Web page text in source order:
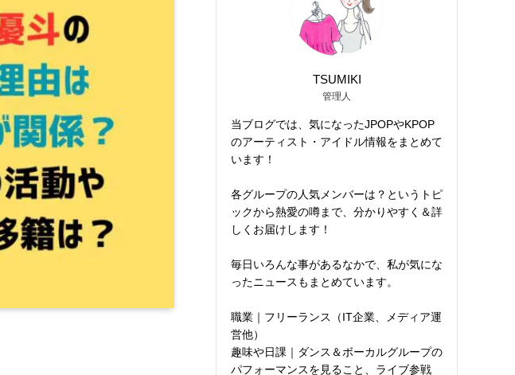
TSUMIKI
管理人
当ブログでは、気になったJPOPやKPOP
のアーティスト・アイドル情報をまとめて
います！
各グループの人気メンバーは？というトピ
ックから熱愛の噂まで、分かりやすく＆詳
しくお届けします！
毎日いろんな事があるなかで、私が気にな
ったニュースもまとめています。
職業｜フリーランス（IT企業、メディア運
営他）
趣味や日課｜ダンス＆ボーカルグループの
パフォーマンスを見ること、ライブ参戦